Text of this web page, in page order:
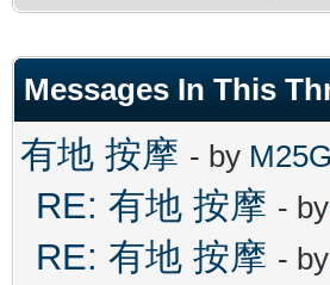
Messages In This
有地 按摩 - by M25G
RE: 有地 按摩 - by
RE: 有地 按摩 - by